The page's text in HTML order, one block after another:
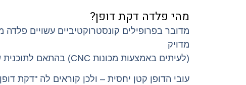
מהי פלדה דקת דופן?
מדובר בפרופילים קונסטרוקטיביים עשויים
מדויק
(לעיתים באמצעות מכונות CNC) בהתאם לתוכנית של המבנה.
עובי הדופן קטן יחסית – ולכן קוראים לה "דקת